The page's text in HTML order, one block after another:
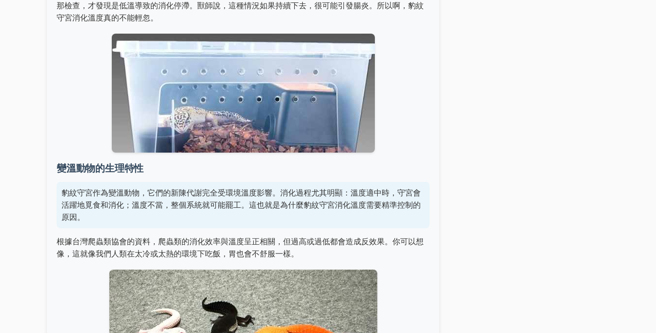
那檢查，才發現是低溫導致的消化停滯。獸師說，這種情況如果持續下去，很可能引發腸炎。所以啊，豹紋
守宮消化溫度真的不能輕忽。
變溫動物的生理特性
豹紋守宮作為變溫動物，它們的新陳代謝完全受環境溫度影響。消化過程尤其明顯：溫度適中時，守宮會
活躍地覓食和消化；溫度不當，整個系統就可能罷工。這也就是為什麼豹紋守宮消化溫度需要精準控制的
原因。
根據台灣爬蟲類協會的資料，爬蟲類的消化效率與溫度呈正相關，但過高或過低都會造成反效果。你可以想
像，這就像我們人類在太冷或太熱的環境下吃飯，胃也會不舒服一樣。